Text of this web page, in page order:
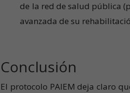
de la red de salud pública
avanzada de su
Conclusión
El protocolo PAIEM deja claro